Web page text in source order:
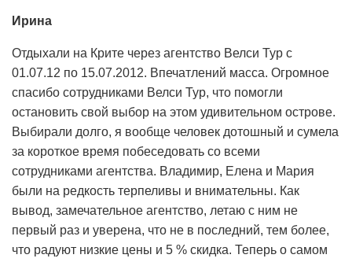
Ирина
Отдыхали на Крите через агентство Велси Тур с
01.07.12 по 15.07.2012. Впечатлений масса. Огромное
спасибо сотрудниками Велси Тур, что помогли
остановить свой выбор на этом удивительном острове.
Выбирали долго, я вообще человек дотошный и сумела
за короткое время побеседовать со всеми
сотрудниками агентства. Владимир, Елена и Мария
были на редкость терпеливы и внимательны. Как
вывод, замечательное агентство, летаю с ним не
первый раз и уверена, что не в последний, тем более,
что радуют низкие цены и 5 % скидка. Теперь о самом